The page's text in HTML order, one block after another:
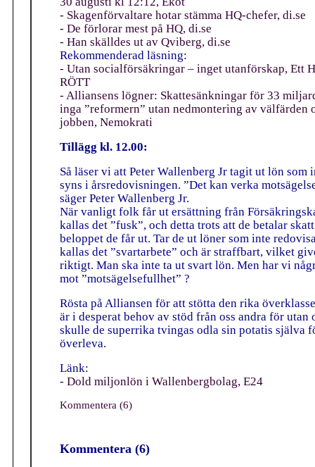
- Skagenförvaltare hotar stämma HQ-chefer, di.se
- De förlorar mest på HQ, di.se
- Han skälldes ut av Qviberg, di.se
Rekommenderad läsning:
- Utan socialförsäkringar – inget utanförskap, Ett
RÖTT
- Alliansens lögner: Skattesänkningar för 33
inga ”reformern” utan nedmontering av välfärden
jobben, Nemokrati
Tillägg kl. 12.00:
Så läser vi att Peter Wallenberg Jr tagit ut lön som
syns i årsredovisningen. ”Det kan verka
säger Peter Wallenberg Jr.
När vanligt folk får ut ersättning från
kallas det ”fusk”, och detta trots att de betalar
beloppet de får ut. Tar de ut löner som inte
kallas det ”svartarbete” och är straffbart, vilket
riktigt. Man ska inte ta ut svart lön. Men har vi
mot ”motsägelsefullhet” ?
Rösta på Alliansen för att stötta den rika
är i desperat behov av stöd från oss andra för utan
skulle de superrika tvingas odla sin potatis själva
överleva.
Länk:
- Dold miljonlön i Wallenbergbolag, E24
Kommentera (6)
Kommentera (6)